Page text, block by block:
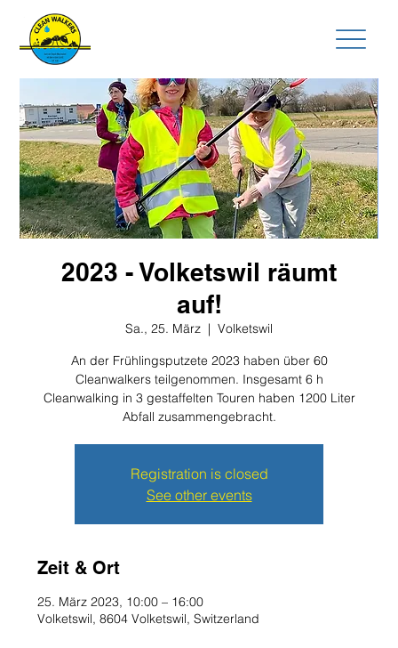
2023 - Volketswil räumt
auf!
Sa., 25. März
  |
Volketswil
An der Frühlingsputzete 2023 haben über 60
Cleanwalkers teilgenommen. Insgesamt 6 h
Cleanwalking in 3 gestaffelten Touren haben 1200 Liter
Abfall zusammengebracht.
Registration is closed
See other events
Zeit & Ort
25. März 2023, 10:00 – 16:00
Volketswil, 8604 Volketswil, Switzerland